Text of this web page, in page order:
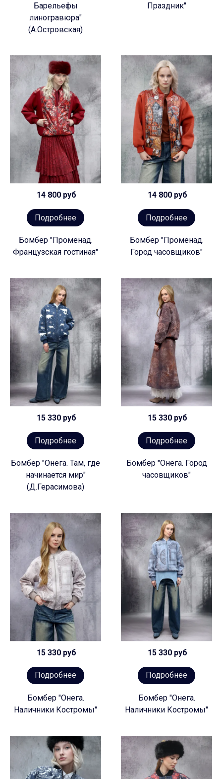
Барельефы
линогравюра"
(А.Островская)
Праздник"
14 800 руб
Подробнее
Бомбер "Променад.
Французская гостиная"
14 800 руб
Подробнее
Бомбер "Променад.
Город часовщиков"
15 330 руб
Подробнее
Бомбер "Онега. Там, где
начинается мир"
(Д.Герасимова)
15 330 руб
Подробнее
Бомбер "Онега. Город
часовщиков"
15 330 руб
Подробнее
Бомбер "Онега.
Наличники Костромы"
15 330 руб
Подробнее
Бомбер "Онега.
Наличники Костромы"